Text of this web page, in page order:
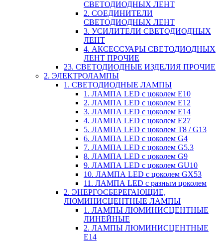
СВЕТОДИОДНЫХ ЛЕНТ
2. СОЕДИНИТЕЛИ
СВЕТОДИОДНЫХ ЛЕНТ
3. УСИЛИТЕЛИ СВЕТОДИОДНЫХ
ЛЕНТ
4. АКСЕССУАРЫ СВЕТОДИОДНЫХ
ЛЕНТ ПРОЧИЕ
23. СВЕТОДИОДНЫЕ ИЗДЕЛИЯ ПРОЧИЕ
2. ЭЛЕКТРОЛАМПЫ
1. СВЕТОДИОДНЫЕ ЛАМПЫ
1. ЛАМПА LED c цоколем E10
2. ЛАМПА LED c цоколем E12
3. ЛАМПА LED c цоколем E14
4. ЛАМПА LED c цоколем E27
5. ЛАМПА LED c цоколем T8 / G13
6. ЛАМПА LED c цоколем G4
7. ЛАМПА LED c цоколем G5.3
8. ЛАМПА LED c цоколем G9
9. ЛАМПА LED c цоколем GU10
10. ЛАМПА LED c цоколем GX53
11. ЛАМПА LED c разным цоколем
2. ЭНЕРГОСБЕРЕГАЮЩИЕ,
ЛЮМИНИСЦЕНТНЫЕ ЛАМПЫ
1. ЛАМПЫ ЛЮМИНИСЦЕНТНЫЕ
ЛИНЕЙНЫЕ
2. ЛАМПЫ ЛЮМИНИСЦЕНТНЫЕ
E14